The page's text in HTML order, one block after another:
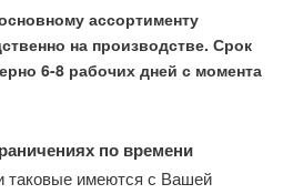
ассортименту
на производстве. Срок
6-8 рабочих дней с момента
по времени
таковые имеются с Вашей